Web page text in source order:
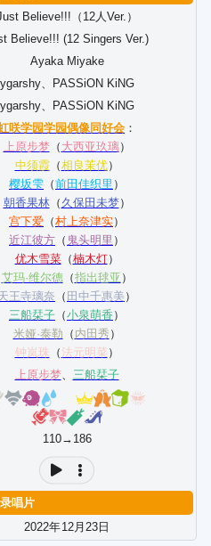
Believe!!!（12人Ver.）
Believe!!! (12 Singers Ver.)
Ayaka Miyake
ygarshy、
PASSiON KiNG
ygarshy、 PASSiON KiNG
咲学园学园偶像同好会 ：
上原步梦（ 大西亚玖璃）
中须霞（相良茉优）
樱坂雫 （前田佳织里 ）
朝香果林（ 久保田未梦）
宫下爱 （村上奈津实）
近江彼方 （ 鬼头明里 ）
优木雪菜（楠木灯）
艾玛·维尔德（指出毬亚 ）
王寺璃奈 （ 田中千惠美 ）
三船栞子 （小泉萌香 ）
米娅·泰勒 （ 内田秀 ）
钟岚珠 （ 法元明菜 ）
上原步梦、 三船栞子
110→186
唱片
2022年12月 23 日